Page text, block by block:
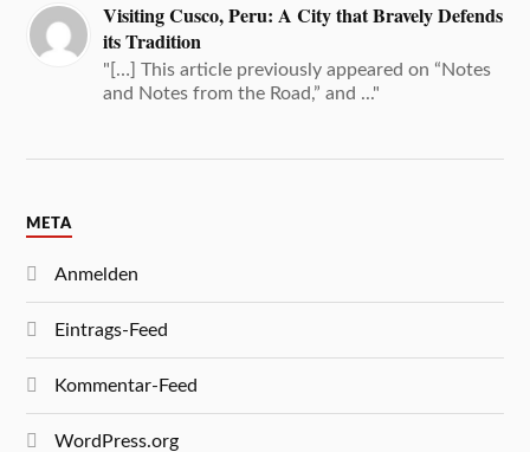
Visiting Cusco, Peru: A City that Bravely Defends
its Tradition
"[…] This article previously appeared on “Notes
and Notes from the Road,” and ..."
META
Anmelden
Eintrags-Feed
Kommentar-Feed
WordPress.org